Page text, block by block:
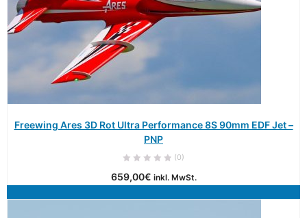
Freewing Ares 3D Rot Ultra Performance 8S 90mm EDF Jet –
PNP
(0)
659,00€ inkl. MwSt.